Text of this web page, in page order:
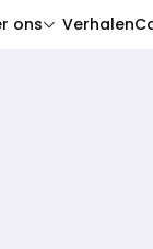
ons Verhalen